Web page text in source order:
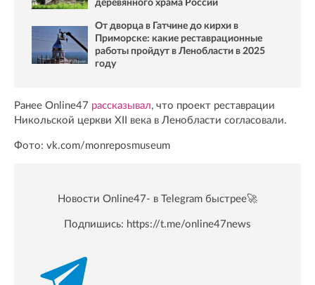
деревянного храма России
От дворца в Гатчине до кирхи в
Приморске: какие реставрационные
работы пройдут в Ленобласти в 2025
году
Ранее Online47 рассказывал, что проект реставрации
Никольской церкви XII века в Ленобласти согласовали.
Фото: vk.com/monreposmuseum
Новости Online47- в Telegram быстрее🚀
Подпишись: https://t.me/online47news